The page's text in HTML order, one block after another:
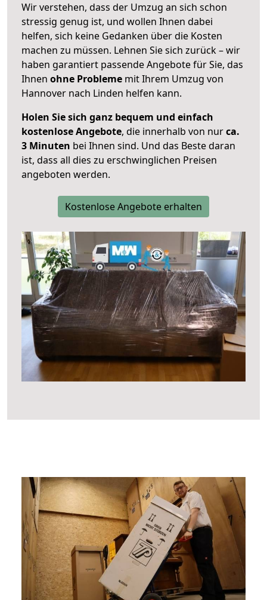
Wir verstehen, dass der Umzug an sich schon
stressig genug ist, und wollen Ihnen dabei
helfen, sich keine Gedanken über die Kosten
machen zu müssen. Lehnen Sie sich zurück – wir
haben garantiert passende Angebote für Sie, das
Ihnen ohne Probleme mit Ihrem Umzug von
Hannover nach Linden helfen kann.
Holen Sie sich ganz bequem und einfach
kostenlose Angebote, die innerhalb von nurca.
3 Minuten bei Ihnen sind. Und das Beste daran
ist, dass all dies zu erschwinglichen Preisen
angeboten werden.
Kostenlose Angebote erhalten